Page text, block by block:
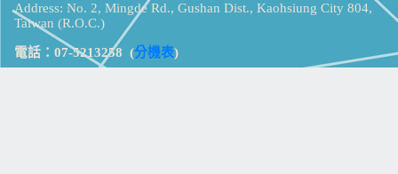
Address: No. 2, Mingde Rd., Gushan Dist., Kaohsiung City 804,
Taiwan (R.O.C.)
電話：07-5213258 (分機表)